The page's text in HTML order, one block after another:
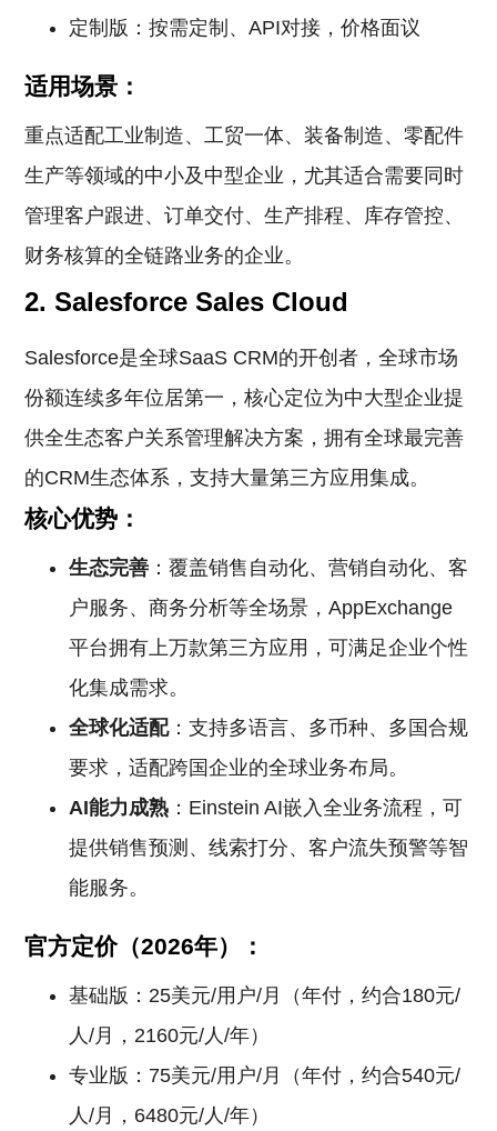
定制版：按需定制、API对接，价格面议
适用场景：
重点适配工业制造、工贸一体、装备制造、零配件
生产等领域的中小及中型企业，尤其适合需要同时
管理客户跟进、订单交付、生产排程、库存管控、
财务核算的全链路业务的企业。
2. Salesforce Sales Cloud
Salesforce是全球SaaS CRM的开创者，全球市场
份额连续多年位居第一，核心定位为中大型企业提
供全生态客户关系管理解决方案，拥有全球最完善
的CRM生态体系，支持大量第三方应用集成。
核心优势：
生态完善 ：覆盖销售自动化、营销自动化、客
户服务、商务分析等全场景，AppExchange
平台拥有上万款第三方应用，可满足企业个性
化集成需求。
全球化适配：支持多语言、多币种、多国合规
要求，适配跨国企业的全球业务布局。
AI能力成熟 ：Einstein AI嵌入全业务流程，可
提供销售预测、线索打分、客户流失预警等智
能服务。
官方定价（2026年）：
基础版：25美元/用户/月（年付，约合180元/
人/月，2160元/人/年）
专业版：75美元/用户/月（年付，约合540元/
人/月，6480元/人/年）